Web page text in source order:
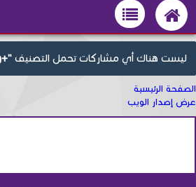
‏ليست هناك أي مشاركات تحمل التصنيف"+g+"
الصفحة الرئيسية
عرض إصدار الويب